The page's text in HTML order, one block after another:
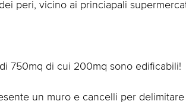
peri, vicino ai princiapali
750mq di cui 200mq sono edificabili!
un muro e cancelli per